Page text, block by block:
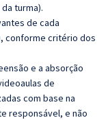
turma).
de cada
conforme critério dos
e a absorção
de
com base na
responsável, e não